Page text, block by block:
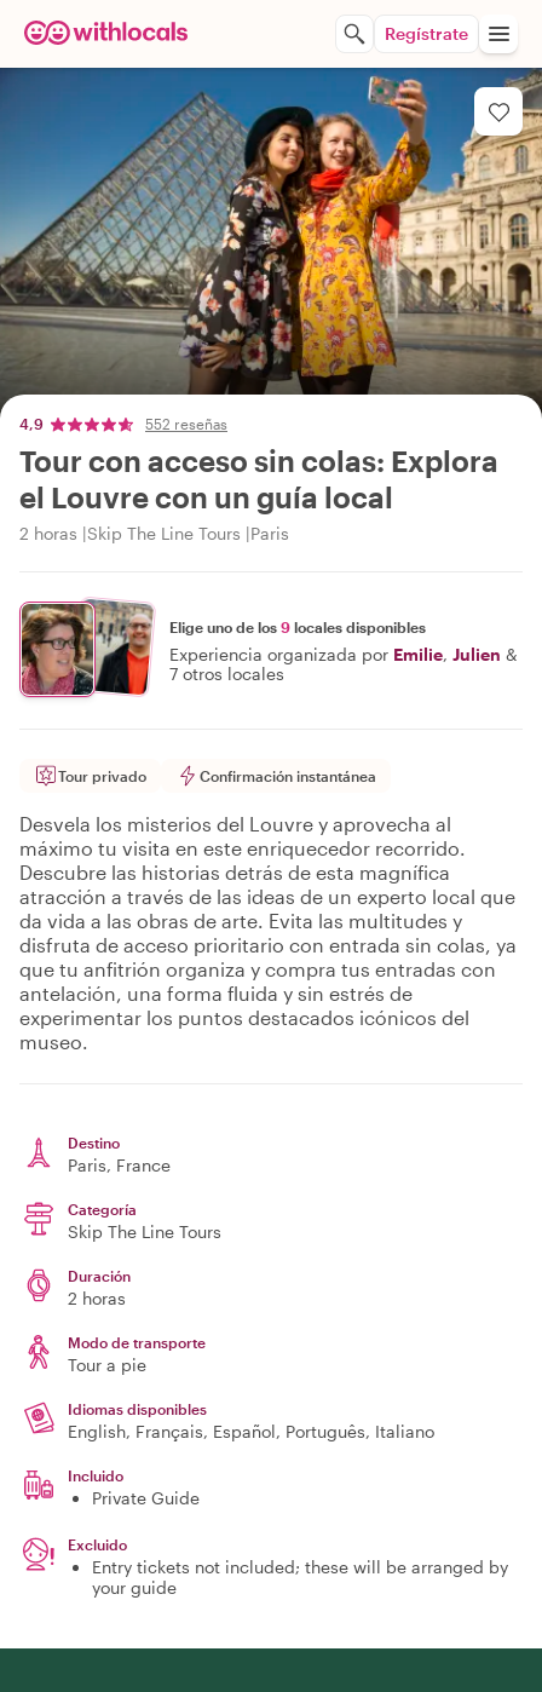
Regístrate
4,9 552 reseñas
Tour con acceso sin colas: Explora
el Louvre con un guía local
2 horas Skip The Line Tours Paris
Elige uno de los 9 locales disponibles
Experiencia organizada por Emilie, Julien &
7 otros locales
Tour privado Confirmación instantánea
Desvela los misterios del Louvre y aprovecha al
máximo tu visita en este enriquecedor recorrido.
Descubre las historias detrás de esta magnífica
atracción a través de las ideas de un experto local que
da vida a las obras de arte. Evita las multitudes y
disfruta de acceso prioritario con entrada sin colas, ya
que tu anfitrión organiza y compra tus entradas con
antelación, una forma fluida y sin estrés de
experimentar los puntos destacados icónicos del
museo.
Destino
Paris, France
Categoría
Skip The Line Tours
Duración
2 horas
Modo de transporte
Tour a pie
Idiomas disponibles
English, Français, Español, Português, Italiano
Incluido
Private Guide
Excluido
Entry tickets not included; these will be arranged by
your guide